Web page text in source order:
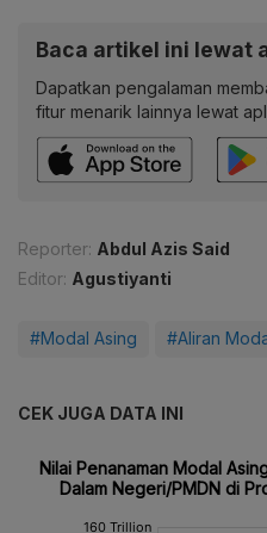
Baca artikel ini lewat
Dapatkan pengalaman
fitur menarik lainnya lewat
Reporter: Abdul Azis Said
Editor: Agustiyanti
#Modal Asing #Aliran
CEK JUGA DATA INI